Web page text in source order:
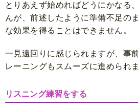
とりあえず始めればどうにかなる
んが、前述したように準備不足の
な効果を得ることはできません。
一見遠回りに感じられますが、事
レーニングもスムーズに進められま
リスニング練習をする